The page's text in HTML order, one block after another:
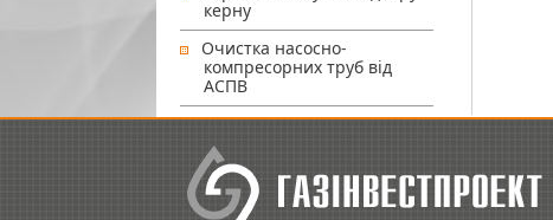
керну
Очистка насосно-
компресорних труб від
АСПВ